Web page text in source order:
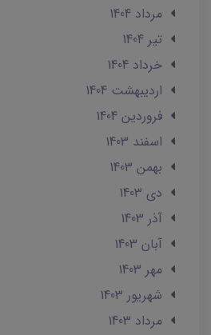
مرداد 1404
تير 1404
خرداد 1404
ارديبهشت 1404
فروردین 1404
اسفند 1403
بهمن 1403
دی 1403
آذر 1403
آبان 1403
مهر 1403
شهریور 1403
مرداد 1403